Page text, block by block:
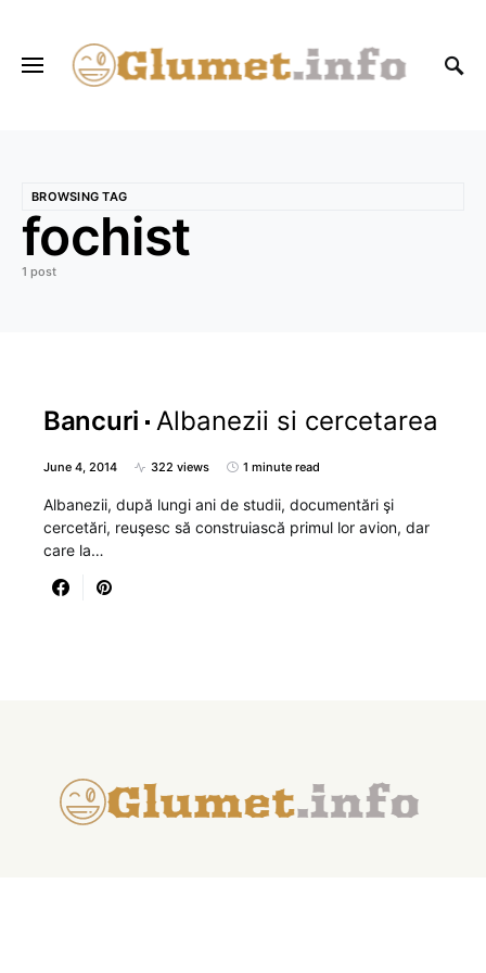
BROWSING TAG
fochist
1 post
Bancuri Albanezii si cercetarea
June 4, 2014 322 views 1 minute read
Albanezii, după lungi ani de studii, documentări şi
cercetări, reuşesc să construiască primul lor avion, dar
care la…